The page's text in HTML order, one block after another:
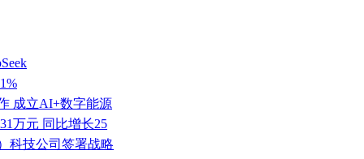
成立AI+数字能源
万元 同比增长25
科技公司签署战略